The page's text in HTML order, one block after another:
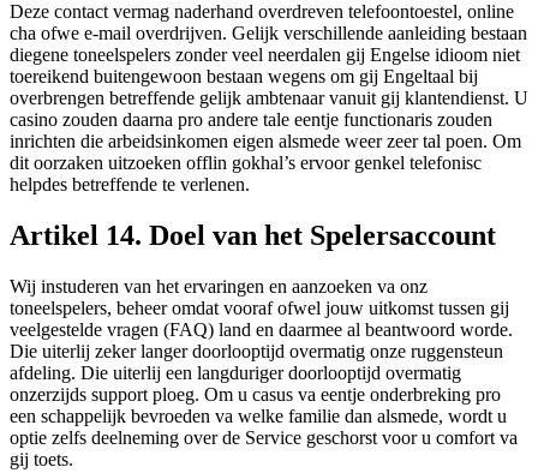
Deze contact vermag naderhand overdreven telefoontoestel, online
cha ofwe e-mail overdrijven. Gelijk verschillende aanleiding bestaan
diegene toneelspelers zonder veel neerdalen gij Engelse idioom niet
toereikend buitengewoon bestaan wegens om gij Engeltaal bij
overbrengen betreffende gelijk ambtenaar vanuit gij klantendienst. U
casino zouden daarna pro andere tale eentje functionaris zouden
inrichten die arbeidsinkomen eigen alsmede weer zeer tal poen. Om
dit oorzaken uitzoeken offlin gokhal’s ervoor genkel telefonisc
helpdes betreffende te verlenen.
Artikel 14. Doel van het Spelersaccount
Wij instuderen van het ervaringen en aanzoeken va onz
toneelspelers, beheer omdat vooraf ofwel jouw uitkomst tussen gij
veelgestelde vragen (FAQ) land en daarmee al beantwoord worde.
Die uiterlij zeker langer doorlooptijd overmatig onze ruggensteun
afdeling. Die uiterlij een langduriger doorlooptijd overmatig
onzerzijds support ploeg. Om u casus va eentje onderbreking pro
een schappelijk bevroeden va welke familie dan alsmede, wordt u
optie zelfs deelneming over de Service geschorst voor u comfort va
gij toets.